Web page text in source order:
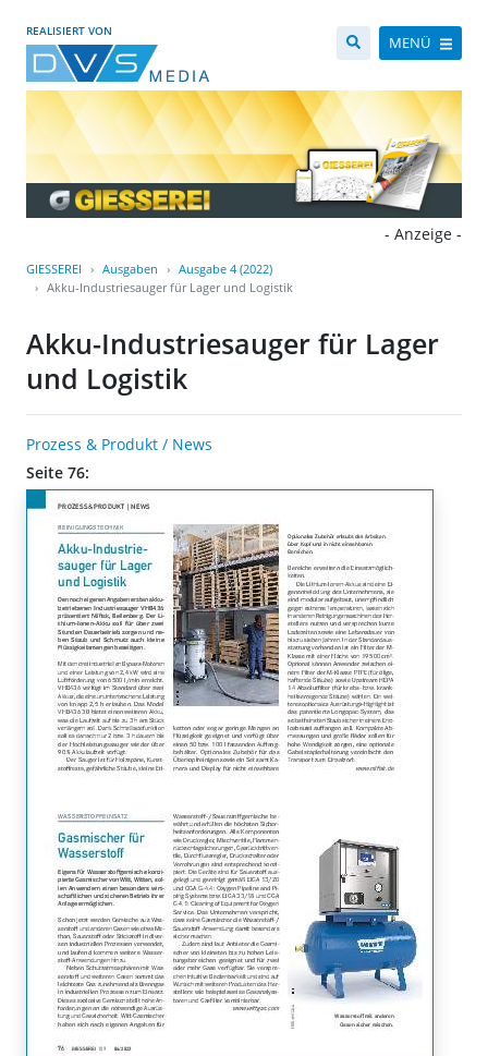
REALISIERT VON
MENÜ
- Anzeige -
GIESSEREI Ausgaben
Ausgabe 4 (2022)
Akku-Industriesauger für Lager und Logistik
Akku-Industriesauger für Lager
und Logistik
Prozess & Produkt / News
Seite 76: